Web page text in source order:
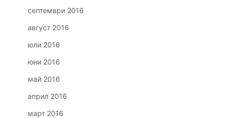
септември 2016
август 2016
юли 2016
юни 2016
май 2016
април 2016
март 2016